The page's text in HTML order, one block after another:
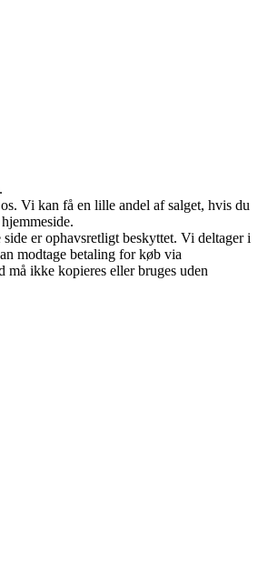
Vi kan få en lille andel af salget, hvis du
er ophavsretligt beskyttet. Vi deltager i
modtage betaling for køb via
må ikke kopieres eller bruges uden